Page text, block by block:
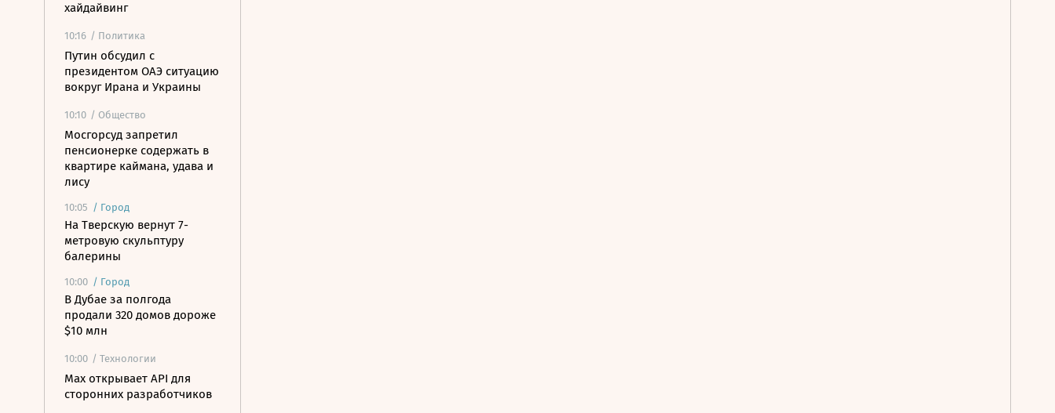
хайдайвинг
10:16 / Политика
Путин обсудил с
президентом ОАЭ ситуацию
вокруг Ирана и Украины
10:10 / Общество
Мосгорсуд запретил
пенсионерке содержать в
квартире каймана, удава и
лису
10:05 / Город
На Тверскую вернут 7-
метровую скульптуру
балерины
10:00 / Город
В Дубае за полгода
продали 320 домов дороже
$10 млн
10:00 / Технологии
Mах открывает API для
сторонних разработчиков